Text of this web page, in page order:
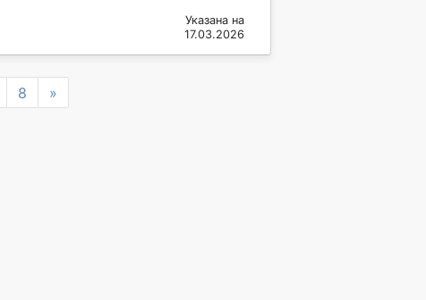
Указана на
17.03.2026
8 »